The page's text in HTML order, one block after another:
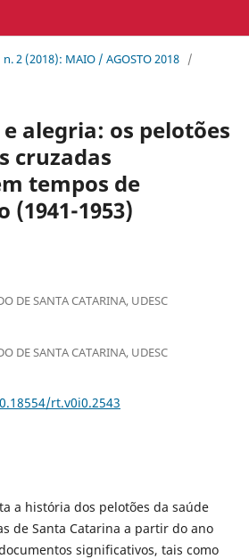
n. 2 (2018): MAIO / AGOSTO 2018 /
alegria: os pelotões
cruzadas
tempos de
1953)
DE SANTA CATARINA, UDESC
DE SANTA CATARINA, UDESC
rt.v0i0.2543
a história dos pelotões da saúde
de Santa Catarina a partir do ano
significativos, tais como